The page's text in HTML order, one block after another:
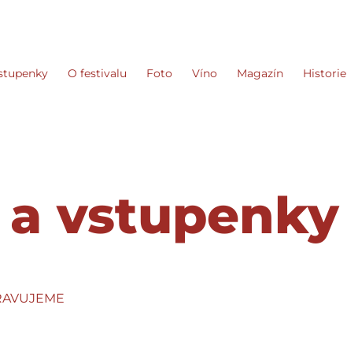
O festivalu Foto Víno Magazín Historie
vstupenky